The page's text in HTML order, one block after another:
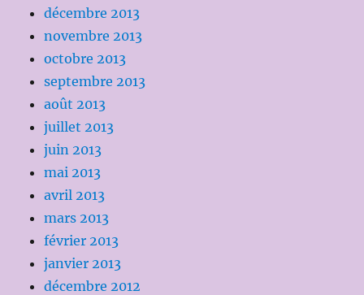
décembre 2013
novembre 2013
octobre 2013
septembre 2013
août 2013
juillet 2013
juin 2013
mai 2013
avril 2013
mars 2013
février 2013
janvier 2013
décembre 2012